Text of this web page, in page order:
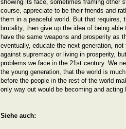
showing its face, sometimes framing other
course, appreciate to be their friends and
them in a peaceful world. But that requires,
brutality, then give up the idea of being
have the same weapons and prosperity as
eventually, educate the next generation,
against supremacy or living in prosperity,
problems we face in the 21st century. We
the young generation, that the world is
before the people in the rest of the world
only way out would be becoming and
Siehe auch: